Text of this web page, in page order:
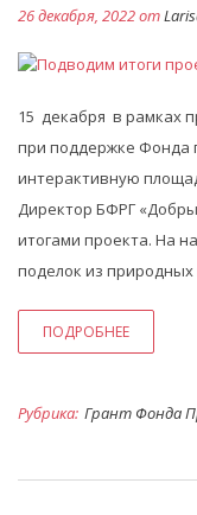
26 декабря, 2022 от
15 декабря в рамках
при поддержке Фонда
интерактивную
Директор БФРГ
итогами проекта. На
поделок из
ПОДРОБНЕЕ
Рубрика: Грант Фонда